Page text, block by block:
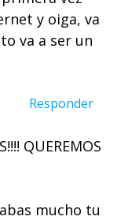
y oiga, va
va a ser un
Responder
QUEREMOS
mucho tu